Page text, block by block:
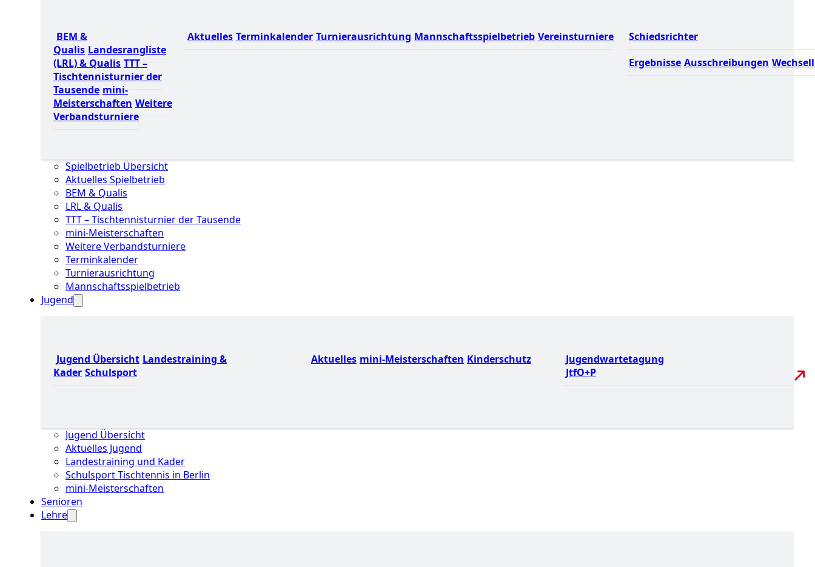
BEM &
Qualis Landesrangliste
(LRL) & Qualis TTT –
Tischtennisturnier der
Tausende mini-
Meisterschaften Weitere
Verbandsturniere
Aktuelles Terminkalender Turnierausrichtung Mannschaftsspielbetrieb Vereinsturniere
Schiedsrichter
Ergebnisse Ausschreibungen
Spielbetrieb Übersicht
Aktuelles Spielbetrieb
BEM & Qualis
LRL & Qualis
TTT – Tischtennisturnier der Tausende
mini-Meisterschaften
Weitere Verbandsturniere
Terminkalender
Turnierausrichtung
Mannschaftsspielbetrieb
Jugend
Jugend Übersicht Landestraining &
Kader Schulsport
Aktuelles mini-Meisterschaften Kinderschutz
Jugendwartetagung
JtfO+P
Jugend Übersicht
Aktuelles Jugend
Landestraining und Kader
Schulsport Tischtennis in Berlin
mini-Meisterschaften
Senioren
Lehre